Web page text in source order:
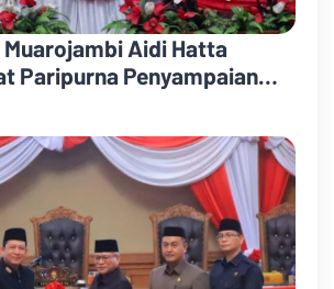
Muarojambi Aidi Hatta
Paripurna Penyampaian
KUA-PPAS Tahun